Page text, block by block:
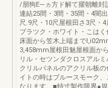
/朋狗E―ヵ方ド解て擢朝離封
連結25間・3間・35間・4闇
尺.9尺・10尺屋根田さ3尺・
ブラツク・ホワイト・こは
床面から笠木上端まで
3,458mm屋根田魅屋根面か
リル・セツンダクロスアル
クリルパネルのアクリル板
イトの時はブルースモーク